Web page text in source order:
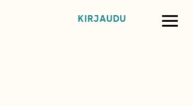
KIRJAUDU